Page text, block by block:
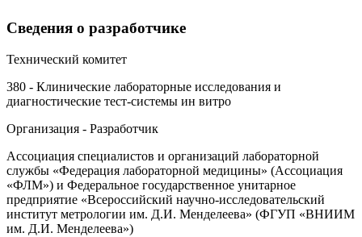
Сведения о разработчике
Технический комитет
380 - Клинические лабораторные исследования и
диагностические тест-системы ин витро
Организация - Разработчик
Ассоциация специалистов и организаций лабораторной
службы «Федерация лабораторной медицины» (Ассоциация
«ФЛМ») и Федеральное государственное унитарное
предприятие «Всероссийский научно-исследовательский
институт метрологии им. Д.И. Менделеева» (ФГУП «ВНИИМ
им. Д.И. Менделеева»)